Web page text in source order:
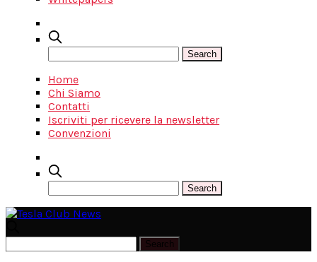
Home
Chi Siamo
Contatti
Iscriviti per ricevere la newsletter
Convenzioni